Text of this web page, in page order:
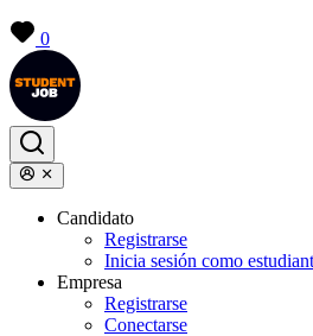
0
Candidato
Registrarse
Inicia sesión como
Empresa
Registrarse
Conectarse